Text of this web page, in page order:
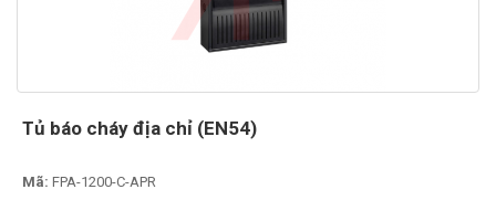
Tủ báo cháy địa chỉ (EN54)
Mã: FPA-1200-C-APR